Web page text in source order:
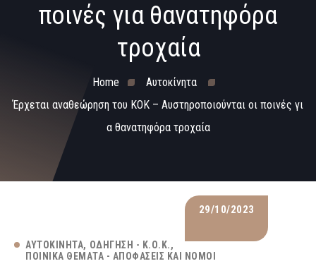
ποινές για θανατηφόρα
τροχαία
Home
Αυτοκίνητα
Έρχεται αναθεώρηση του ΚΟΚ – Αυστηροποιούνται οι ποινές γι
α θανατηφόρα τροχαία
29/10/2023
ΑΥΤΟΚΊΝΗΤΑ
ΟΔΉΓΗΣΗ - Κ.Ο.Κ.
ΠΟΙΝΙΚΆ ΘΈΜΑΤΑ - ΑΠΟΦΆΣΕΙΣ ΚΑΙ ΝΌΜΟΙ